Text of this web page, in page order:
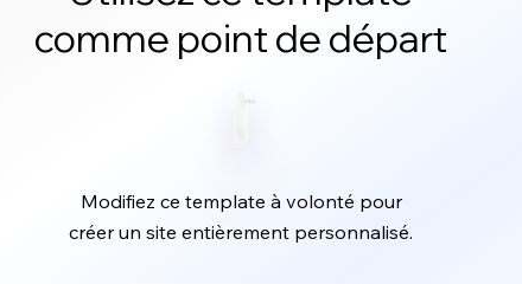
comme point de départ
Modifiez ce template à volonté pour
créer un site entièrement personnalisé.